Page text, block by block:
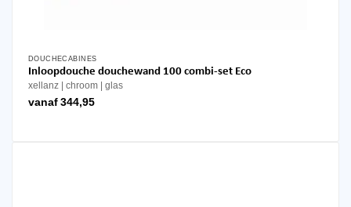
DOUCHECABINES
Inloopdouche douchewand 100 combi-set Eco
xellanz chroom glas
vanaf 344,95
Dit
product